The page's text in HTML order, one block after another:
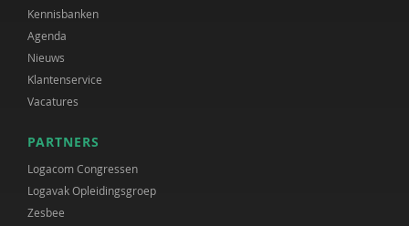
Kennisbanken
Agenda
Nieuws
Klantenservice
Vacatures
PARTNERS
Logacom Congressen
Logavak Opleidingsgroep
Zesbee